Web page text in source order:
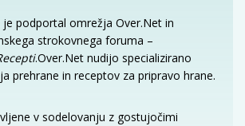
je podportal omrežja Over.Net in
strokovnega foruma –
.Over.Net nudijo specializirano
prehrane in receptov za pripravo hrane.
v sodelovanju z gostujočimi